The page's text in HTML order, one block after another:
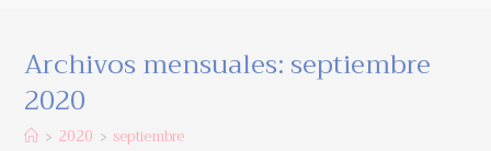
Archivos mensuales: septiembre
2020
> 2020 > septiembre